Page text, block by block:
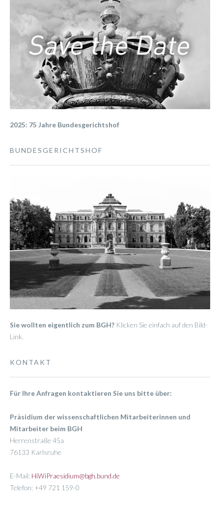
2025: 75 Jahre Bundesgerichtshof
BUNDESGERICHTSHOF
Sie wollten eigentlich zum BGH? Klicken Sie einfach auf den Bild-
Link.
KONTAKT
Für Ihre Anfragen kontaktieren Sie uns bitte über:
Präsidium der wissenschaftlichen Mitarbeiterinnen und
Mitarbeiter beim BGH
Herrenstraße 45a
76133 Karlsruhe
E-Mail: HiWiPraesidium@bgh.bund.de
Telefon: +49 721 159-0